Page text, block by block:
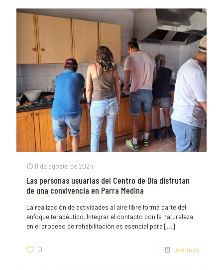
11 de agosto de 2024
Las personas usuarias del Centro de Día disfrutan
de una convivencia en Parra Medina
La realización de actividades al aire libre forma parte del
enfoque terapéutico. Integrar el contacto con la naturaleza
en el proceso de rehabilitación es esencial para […]
0 Leer más